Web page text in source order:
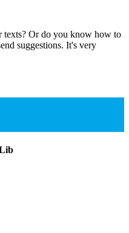
texts? Or do you know how to
suggestions. It's very